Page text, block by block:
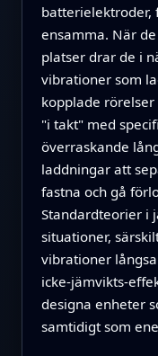
batterielektroder,
ensamma. När
platser drar de i
vibrationer som
kopplade
"i takt" med
överraskande
laddningar att
fastna och gå
Standardteorier i
situationer,
vibrationer
designa enheter
samtidigt som